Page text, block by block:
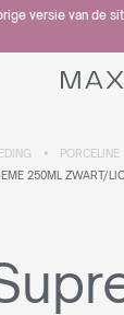
versie van de
PORCELINE
250ML ZWART/